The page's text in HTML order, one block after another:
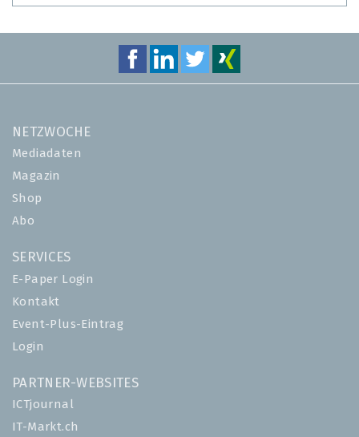
NETZWOCHE
Mediadaten
Magazin
Shop
Abo
SERVICES
E-Paper Login
Kontakt
Event-Plus-Eintrag
Login
PARTNER-WEBSITES
ICTjournal
IT-Markt.ch